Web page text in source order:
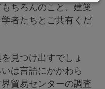
ちろんのこと、建築
者たちとご共有くだ
見つけ出すでしょ
は言語にかかわら
貿易センターの調査